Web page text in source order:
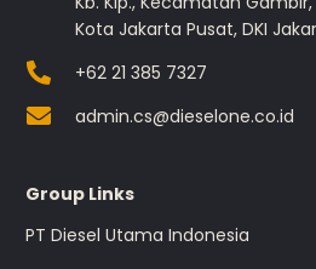
Kota Jakarta Pusat, DKI
+62 21 385 7327
admin.cs@dieselone.co.id
Group Links
PT Diesel Utama Indonesia